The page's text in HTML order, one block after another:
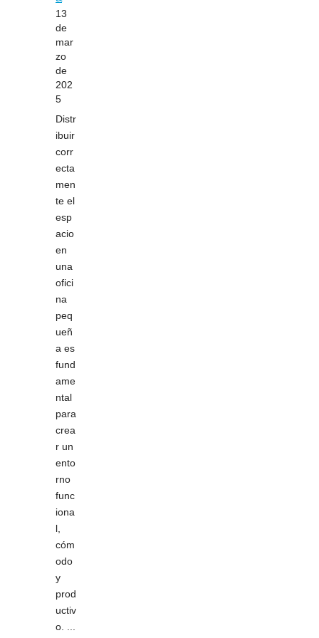
13
de
mar
zo
de
202
5
Distr
ibuir
corr
ecta
men
te el
esp
acio
en
una
ofici
na
peq
ueñ
a es
fund
ame
ntal
para
crea
r un
ento
rno
func
iona
l,
cóm
odo
y
prod
uctiv
o. ...